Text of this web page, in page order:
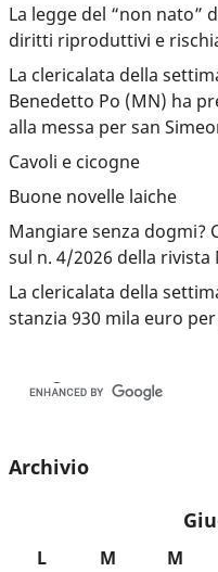
La legge del “non nato”
diritti riproduttivi e
La clericalata della
Benedetto Po (MN) ha
alla messa per san
Cavoli e cicogne
Buone novelle laiche
Mangiare senza dogmi?
sul n. 4/2026 della rivista
La clericalata della
stanzia 930 mila euro
Archivio
L M M